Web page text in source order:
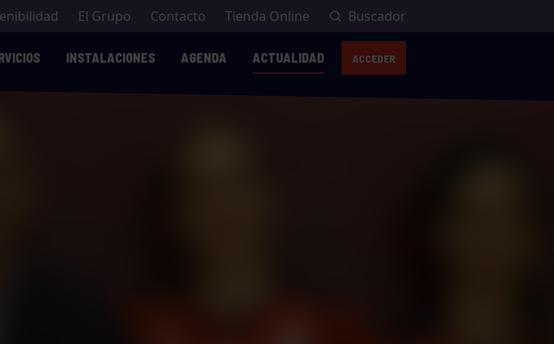
El Grupo Contacto Tienda Online Buscador
INSTALACIONES AGENDA ACTUALIDAD ACCEDER